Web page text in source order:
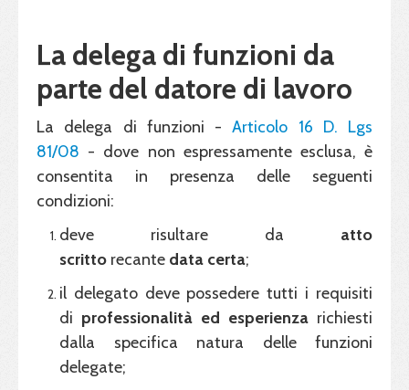
La delega di funzioni da
parte del datore di lavoro
La delega di funzioni -Articolo 16 D. Lgs
81/08 - dove non espressamente esclusa, è
consentita in presenza delle seguenti
condizioni:
deve risultare da atto
scritto recante data certa;
il delegato deve possedere tutti i requisiti
di professionalità ed esperienza richiesti
dalla specifica natura delle funzioni
delegate;